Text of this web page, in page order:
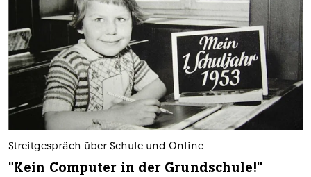
Streitgespräch über Schule und Online
"Kein Computer in der Grundschule!"